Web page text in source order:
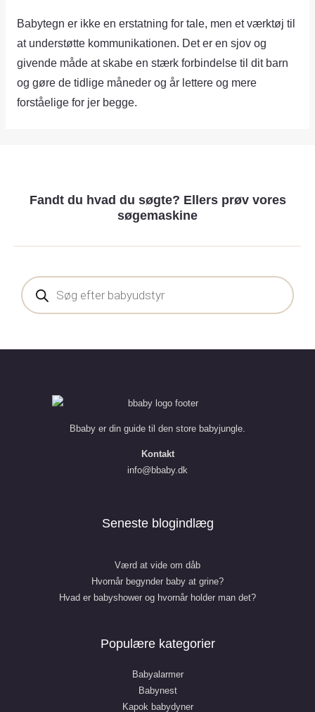
Babytegn er ikke en erstatning for tale, men et værktøj til
at understøtte kommunikationen. Det er en sjov og
givende måde at skabe en stærk forbindelse til dit barn
og gøre de tidlige måneder og år lettere og mere
forståelige for jer begge.
Fandt du hvad du søgte? Ellers prøv vores
søgemaskine
Bbaby er din guide til den store babyjungle.
Kontakt
info@bbaby.dk
Seneste blogindlæg
Værd at vide om dåb
Hvornår begynder baby at grine?
Hvad er babyshower og hvornår holder man det?
Populære kategorier
Babyalarmer
Babynest
Kapok babydyner